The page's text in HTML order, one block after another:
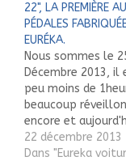
22", LA PREMIÈRE
PÉDALES
EURÉKA.
Nous sommes le
Décembre 2013, il
peu moins de
beaucoup
encore et
peu comme l'année
dernière à la
22 décembre 2013
Dans "Eureka